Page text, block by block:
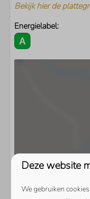
Bekijk hier de
Energielabel:
Deze website
We gebruiken